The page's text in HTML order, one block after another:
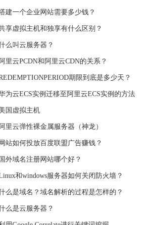
建一个企业网站需要多少钱？
享虚拟主机和独享有什么区别？
么叫云服务器？
阿里云PCDN和阿里云CDN的关系？
期限到底是多少天？
为云ECS实例迁移至阿里云ECS实例的方法
国虚拟主机
阿里云弹性裸金属服务器（神龙）
网站如何投放百度联盟广告赚钱？
国外域名注册网站哪个好？
和windows服务器如何关闭防火墙？
么是域名？域名解析的过程是怎样的？
么是云服务器？